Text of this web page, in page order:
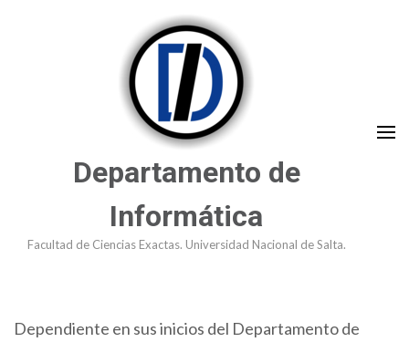
Departamento de
Informática
Facultad de Ciencias Exactas. Universidad Nacional de Salta.
Dependiente en sus inicios del Departamento de